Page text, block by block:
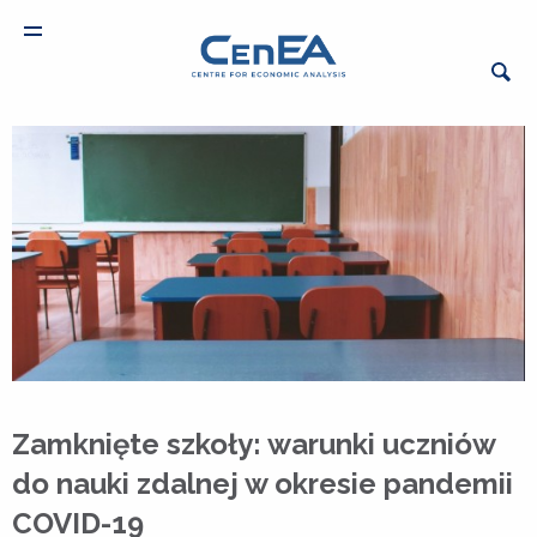
Zamknięte szkoły: warunki uczniów
do nauki zdalnej w okresie pandemii
COVID-19